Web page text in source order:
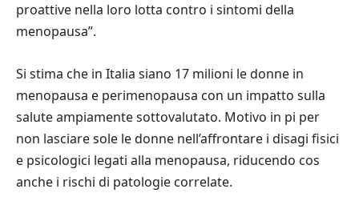
proattive nella loro lotta contro i sintomi della
menopausa”.
Si stima che in Italia siano 17 milioni le donne in
menopausa e perimenopausa con un impatto sulla
salute ampiamente sottovalutato. Motivo in pi per
non lasciare sole le donne nell’affrontare i disagi fisici
e psicologici legati alla menopausa, riducendo cos
anche i rischi di patologie correlate.